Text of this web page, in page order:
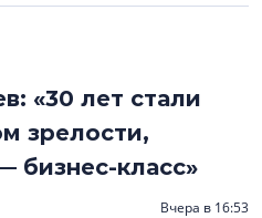
«30 лет стали
зрелости,
бизнес-класс»
Вчера в 16:53